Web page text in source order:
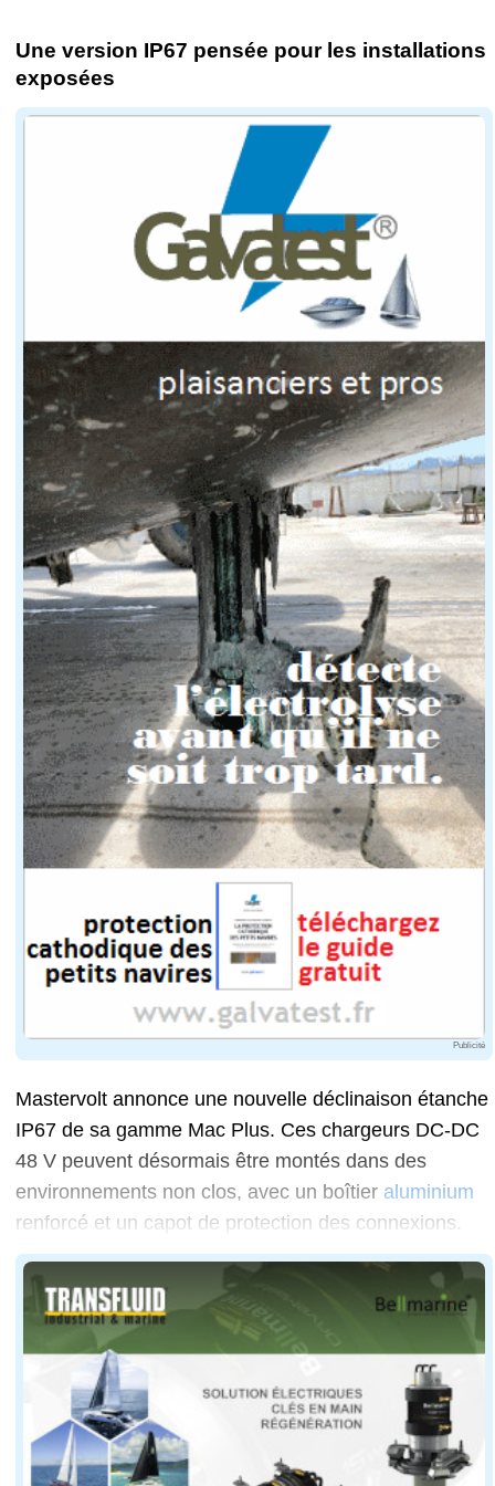
Une version IP67 pensée pour les installations
exposées
Publicité
Mastervolt annonce une nouvelle déclinaison étanche
IP67 de sa gamme Mac Plus. Ces chargeurs DC-DC
48 V peuvent désormais être montés dans des
environnements non clos, avec un boîtier aluminium
renforcé et un capot de protection des connexions.
La gamme vise notamment les bateaux de pêche,
Mastervolt précise également que plusieurs unités
Le Mac Plus conserve l'algorithme de charge « 3-
Le constructeur met en avant une compatibilité
Côté intégration, les chargeurs communiquent via